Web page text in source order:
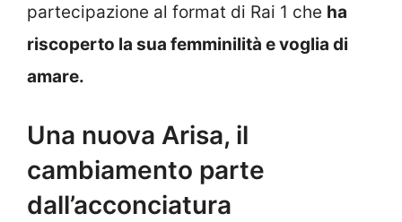
partecipazione al format di Rai 1 che ha
riscoperto la sua femminilità e voglia di
amare.
Una nuova Arisa, il
cambiamento parte
dall’acconciatura